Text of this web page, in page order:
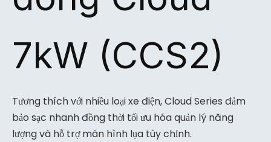
7kW (CCS2)
Tương thích với nhiều loại xe điện, Cloud Series đảm
bảo sạc nhanh đồng thời tối ưu hóa quản lý năng
lượng và hỗ trợ màn hình lụa tùy chỉnh.